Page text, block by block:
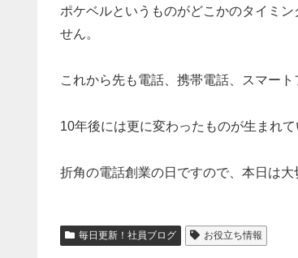
ポケベルというものがどこかのタイミ
せん。
これから先も電話、携帯電話、スマー
10年後には更に変わったものが生まれて
折角の電話創業の日ですので、本日は
毎日更新！社員ブログ お役立ち情報